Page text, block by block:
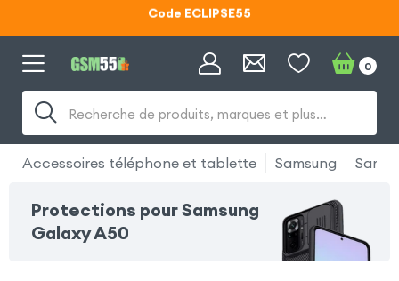
Code ECLIPSE55
Recherche de produits, marques et plus…
0
Accessoires téléphone et tablette Samsung
Protections pour Samsung
Galaxy A50